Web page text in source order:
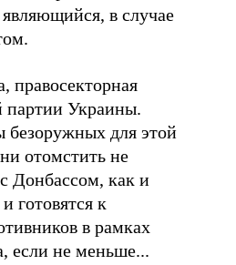
в случае
правосекторная
партии Украины.
безоружных для этой
отомстить не
Донбассом, как и
готовятся к
в рамках
если не меньше...